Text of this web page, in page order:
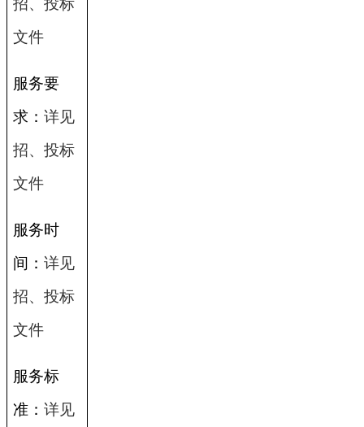
文件
服务要
求： 详见
招、投标
文件
服务时
间： 详见
招、投标
文件
服务标
准： 详见